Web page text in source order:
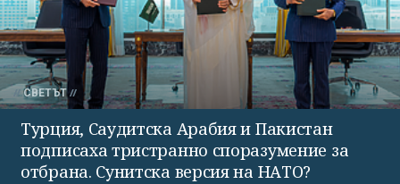
СВЕТЪТ
Турция, Саудитска Арабия и Пакистан
подписаха тристранно споразумение за
отбрана. Сунитска версия на НАТО?